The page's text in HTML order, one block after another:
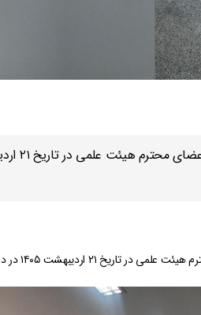
در دانشکده طب ایرانی برگزار شد.